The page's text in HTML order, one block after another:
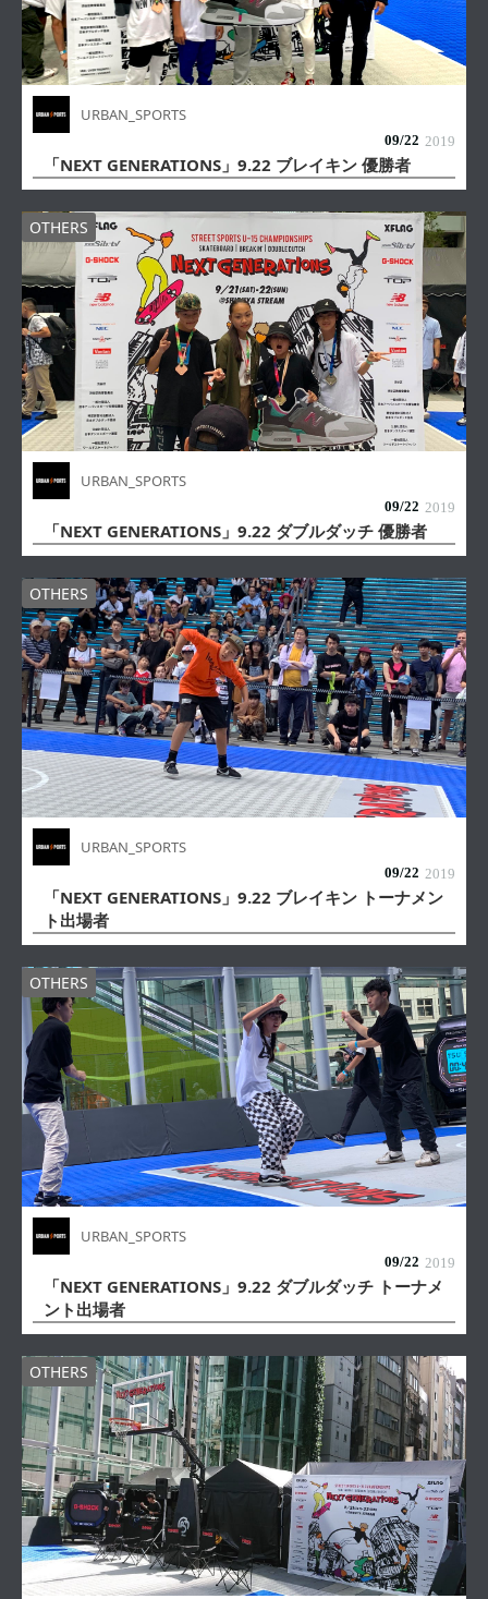
URBAN_SPORTS
09/22 2019
「NEXT GENERATIONS」9.22 ブレイキン 優勝者
OTHERS
URBAN_SPORTS
09/22 2019
「NEXT GENERATIONS」9.22 ダブルダッチ 優勝者
OTHERS
URBAN_SPORTS
09/22 2019
「NEXT GENERATIONS」9.22 ブレイキン トーナメン
ト出場者
OTHERS
URBAN_SPORTS
09/22 2019
「NEXT GENERATIONS」9.22 ダブルダッチ トーナメ
ント出場者
OTHERS